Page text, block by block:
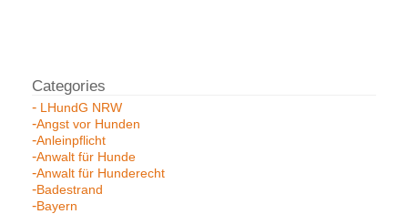
LHundG NRW
Angst vor Hunden
Anleinpflicht
Anwalt für Hunde
Anwalt für Hunderecht
Badestrand
Bayern